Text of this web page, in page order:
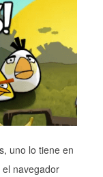
uno lo tiene en
navegador